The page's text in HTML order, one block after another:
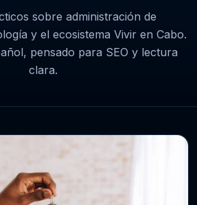
sobre administración de
y el ecosistema Vivir en Cabo.
pensado para SEO y lectura
clara.